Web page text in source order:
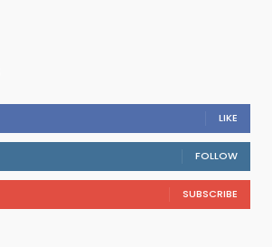
LIKE
FOLLOW
SUBSCRIBE